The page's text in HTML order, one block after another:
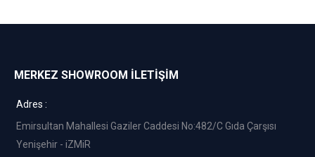
MERKEZ SHOWROOM İLETİŞİM
Adres :
Emirsultan Mahallesi Gaziler Caddesi No:482/C Gıda Çarşısı
Yenişehir - iZMiR